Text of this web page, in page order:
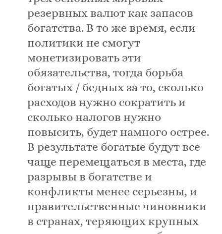
резервных валют как запасов
богатства. В то же время, если
политики не смогут
монетизировать эти
обязательства, тогда борьба
богатых / бедных за то, сколько
расходов нужно сократить и
сколько налогов нужно
повысить, будет намного острее.
В результате богатые будут все
чаще перемещаться в места, где
разрывы в богатстве и
конфликты менее серьезны, и
правительственные чиновники
в странах, теряющих крупных